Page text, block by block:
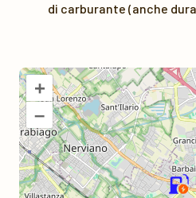
di carburante (anche
+
–